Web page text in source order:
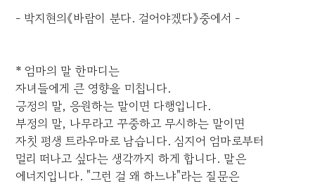
- 박지현의《바람이 분다. 걸어야겠다》중에서 -
* 엄마의 말 한마디는
자녀들에게 큰 영향을 미칩니다.
긍정의 말, 응원하는 말이면 다행입니다.
부정의 말, 나무라고 꾸중하고 무시하는 말이면
자칫 평생 트라우마로 남습니다. 심지어 엄마로부터
멀리 떠나고 싶다는 생각까지 하게 합니다. 말은
에너지입니다. "그런 걸 왜 하느냐"라는 질문은